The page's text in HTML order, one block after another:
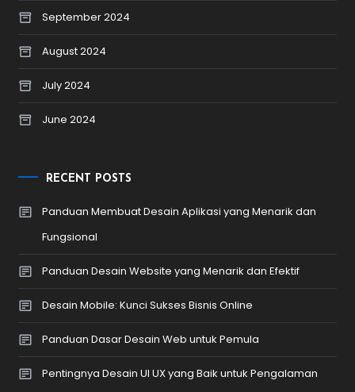
September 2024
August 2024
July 2024
June 2024
RECENT POSTS
Panduan Membuat Desain Aplikasi yang Menarik dan
Fungsional
Panduan Desain Website yang Menarik dan Efektif
Desain Mobile: Kunci Sukses Bisnis Online
Panduan Dasar Desain Web untuk Pemula
Pentingnya Desain UI UX yang Baik untuk Pengalaman